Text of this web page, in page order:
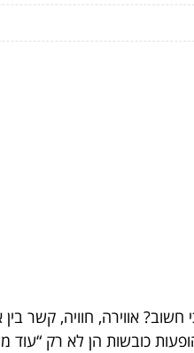
אווירה, חוויה, קשר
כובשות הן לא רק